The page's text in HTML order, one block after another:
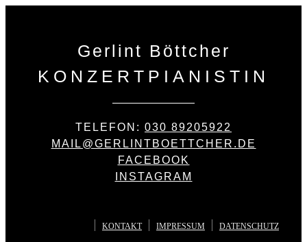
Gerlint Böttcher
KONZERTPIANISTIN
TELEFON: 030 89205922
MAIL@GERLINTBOETTCHER.DE
FACEBOOK
INSTAGRAM
KONTAKT IMPRESSUM DATENSCHUTZ